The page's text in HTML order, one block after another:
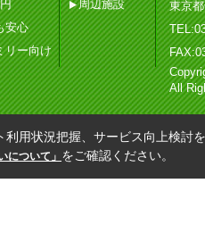
安心
リー向け
周辺施設
東京
All
利用状況把握、サービス向上検討
について」 をご確認ください。